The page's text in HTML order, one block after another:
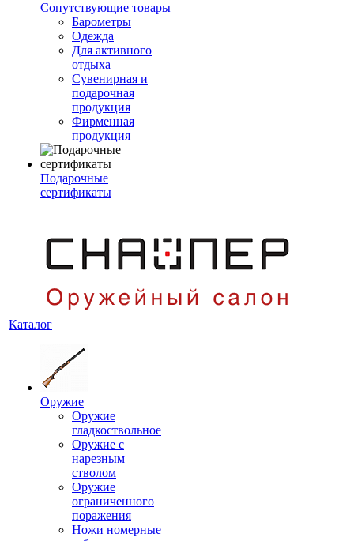
Сопутствующие товары
Барометры
Одежда
Для активного
отдыха
Сувенирная и
подарочная
продукция
Фирменная
продукция
Подарочные
сертификаты
Каталог
Оружие
Оружие
гладкоствольное
Оружие с
нарезным
стволом
Оружие
ограниченного
поражения
Ножи номерные